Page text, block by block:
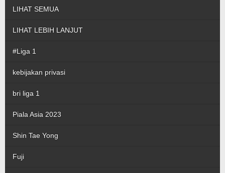
LIHAT SEMUA
LIHAT LEBIH LANJUT
#Liga 1
kebijakan privasi
bri liga 1
Piala Asia 2023
Shin Tae Yong
Fuji